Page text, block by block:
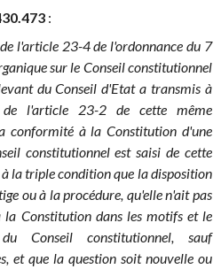
:
l'article 23-4 de l'ordonnance du 7
sur le Conseil constitutionnel
du Conseil d'Etat a transmis à
l'article 23-2 de cette même
conformité à la Constitution d'une
constitutionnel est saisi de cette
la triple condition que la disposition
ou à la procédure, qu'elle n'ait pas
la Constitution dans les motifs et le
Conseil constitutionnel, sauf
et que la question soit nouvelle ou